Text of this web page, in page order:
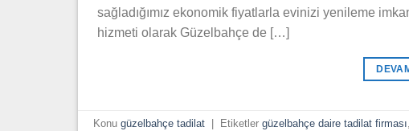
sağladığımız ekonomik fiyatlarla evinizi yenileme
hizmeti olarak Güzelbahçe de […]
Konugüzelbahçe tadilat Etiketlergüzelbahçe daire tadilat firması